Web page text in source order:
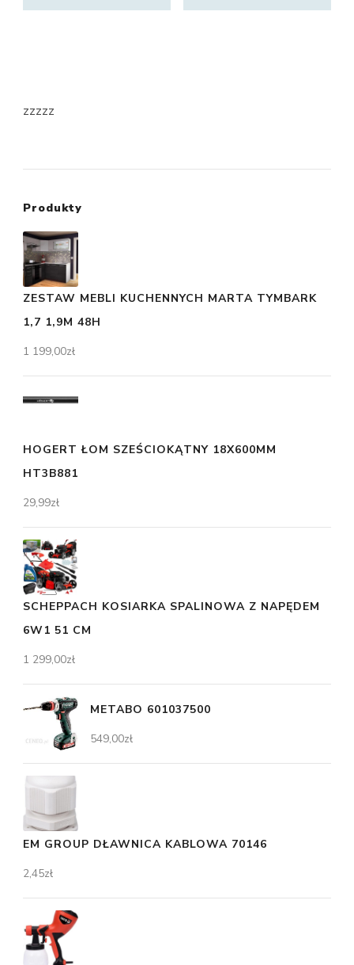
zzzzz
Produkty
ZESTAW MEBLI KUCHENNYCH MARTA TYMBARK
1,7 1,9M 48H
1 199,00zł
HOGERT ŁOM SZEŚCIOKĄTNY 18X600MM
HT3B881
29,99zł
SCHEPPACH KOSIARKA SPALINOWA Z NAPĘDEM
6W1 51 CM
1 299,00zł
METABO 601037500
549,00zł
EM GROUP DŁAWNICA KABLOWA 70146
2,45zł